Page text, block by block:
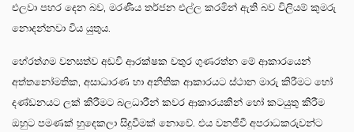
එලවා පහර දෙන බව, මරණීය තර්ජන එල්ල කරමින් ඇති බව විලියම් කුමරු
නොදන්නවා විය යුතුය.
හේරත්ගම වනසත්ව අඩවි ආරක්ෂක චතුර ගුණරත්න මේ ආකාරයෙන්
අත්තනෝමතික, අසාධාරණ හා අනීතික ආකාරයට ස්ථාන මාරු කිරීමට හෝ
දණ්ඩනයට ලක් කිරීමට බලධාරීන් කවර ආකාරයකින් හෝ කටයුතු කිරීම
ඔහුට පමණක් හුදෙකලා සිදුවීමක් නොවේ. එය වනජීවී අපරාධකරුවන්ට